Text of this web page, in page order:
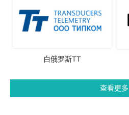
白俄罗斯TT
查看更多